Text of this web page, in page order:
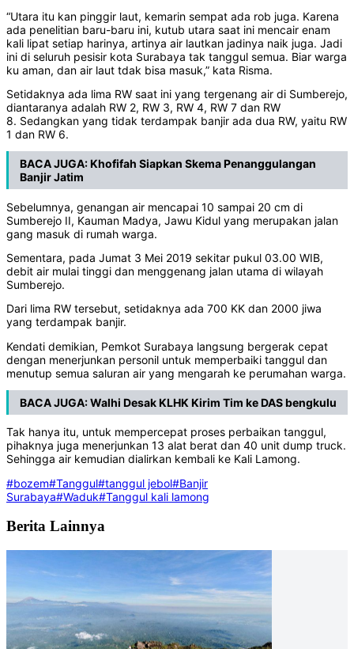
“Utara itu kan pinggir laut, kemarin sempat ada rob juga. Karena
ada penelitian baru-baru ini, kutub utara saat ini mencair enam
kali lipat setiap harinya, artinya air lautkan jadinya naik juga. Jadi
ini di seluruh pesisir kota Surabaya tak tanggul semua. Biar warga
ku aman, dan air laut tdak bisa masuk,” kata Risma.
Setidaknya ada lima RW saat ini yang tergenang air di Sumberejo,
diantaranya adalah RW 2, RW 3, RW 4, RW 7 dan RW
8. Sedangkan yang tidak terdampak banjir ada dua RW, yaitu RW
1 dan RW 6.
BACA JUGA:Khofifah Siapkan Skema Penanggulangan
Banjir Jatim
Sebelumnya, genangan air mencapai 10 sampai 20 cm di
Sumberejo II, Kauman Madya, Jawu Kidul yang merupakan jalan
gang masuk di rumah warga.
Sementara, pada Jumat 3 Mei 2019 sekitar pukul 03.00 WIB,
debit air mulai tinggi dan menggenang jalan utama di wilayah
Sumberejo.
Dari lima RW tersebut, setidaknya ada 700 KK dan 2000 jiwa
yang terdampak banjir.
Kendati demikian, Pemkot Surabaya langsung bergerak cepat
dengan menerjunkan personil untuk memperbaiki tanggul dan
menutup semua saluran air yang mengarah ke perumahan warga.
BACA JUGA:Walhi Desak KLHK Kirim Tim ke DAS bengkulu
Tak hanya itu, untuk mempercepat proses perbaikan tanggul,
pihaknya juga menerjunkan 13 alat berat dan 40 unit dump truck.
Sehingga air kemudian dialirkan kembali ke Kali Lamong.
#bozem#Tanggul#tanggul jebol#Banjir
Surabaya#Waduk#Tanggul kali lamong
Berita Lainnya